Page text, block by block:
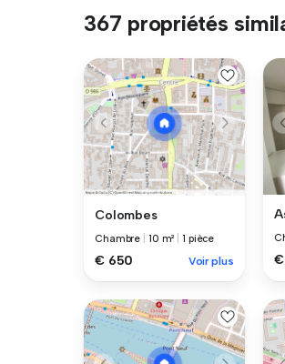
367 propriétés
Colombes
Chambre 10 m² |1 pièce
€ 650 Voir plus €